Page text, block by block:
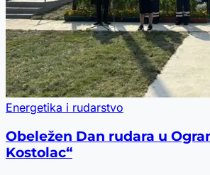
Energetika i rudarstvo
Obeležen Dan rudara u
Kostolac“